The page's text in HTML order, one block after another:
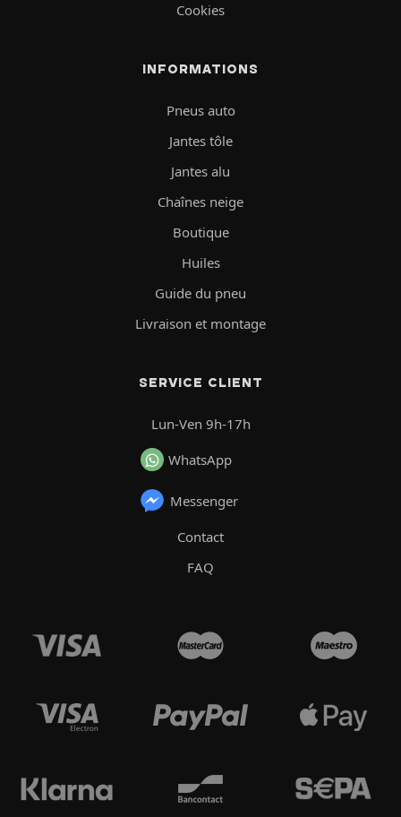
Cookies
INFORMATIONS
Pneus auto
Jantes tôle
Jantes alu
Chaînes neige
Boutique
Huiles
Guide du pneu
Livraison et montage
SERVICE CLIENT
Lun-Ven 9h-17h
WhatsApp
Messenger
Contact
FAQ